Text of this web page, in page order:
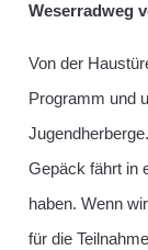
Weserradweg
Von der
Programm und
Gepäck fährt in
haben. Wenn
für die